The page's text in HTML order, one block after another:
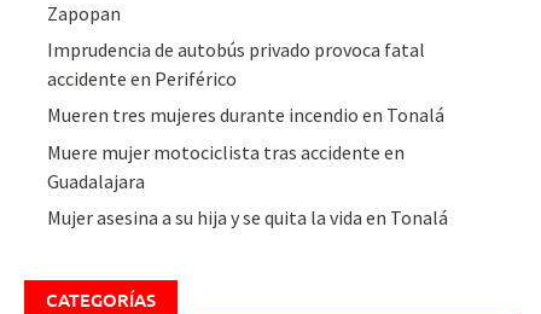
Zapopan
Imprudencia de autobús privado provoca fatal
accidente en Periférico
Mueren tres mujeres durante incendio en Tonalá
Muere mujer motociclista tras accidente en
Guadalajara
Mujer asesina a su hija y se quita la vida en Tonalá
CATEGORÍAS